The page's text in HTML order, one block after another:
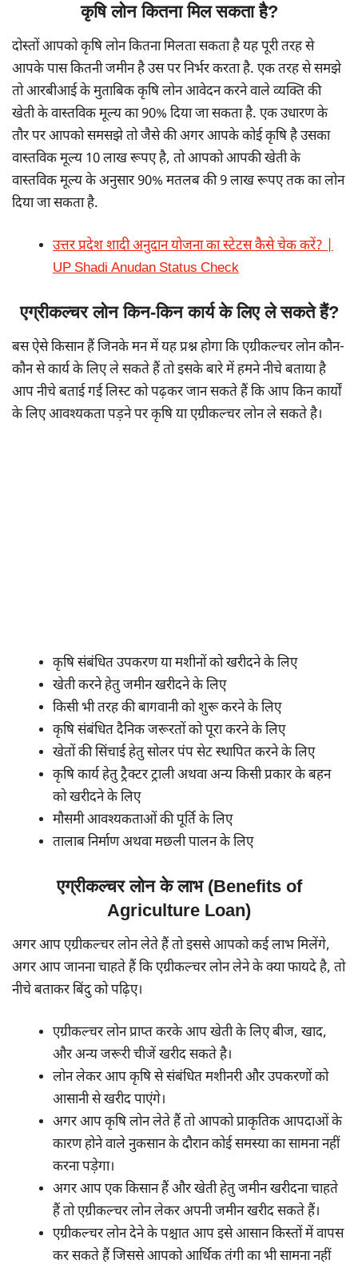
कृषि लोन कितना मिल सकता है?
दोस्तों आपको कृषि लोन कितना मिलता सकता है यह पूरी तरह से
आपके पास कितनी जमीन है उस पर निर्भर करता है. एक तरह से समझे
तो आरबीआई के मुताबिक कृषि लोन आवेदन करने वाले व्यक्ति की
खेती के वास्तविक मूल्य का 90% दिया जा सकता है. एक उधारण के
तौर पर आपको समसझे तो जैसे की अगर आपके कोई कृषि है उसका
वास्तविक मूल्य 10 लाख रूपए है, तो आपको आपकी खेती के
वास्तविक मूल्य के अनुसार 90% मतलब की 9 लाख रूपए तक का लोन
दिया जा सकता है.
उत्तर प्रदेश शादी अनुदान योजना का स्टेटस कैसे चेक करें? |
UP Shadi Anudan Status Check
एग्रीकल्चर लोन किन-किन कार्य के लिए ले सकते हैं?
बस ऐसे किसान हैं जिनके मन में यह प्रश्न होगा कि एग्रीकल्चर लोन कौन-
कौन से कार्य के लिए ले सकते हैं तो इसके बारे में हमने नीचे बताया है
आप नीचे बताई गई लिस्ट को पढ़कर जान सकते हैं कि आप किन कार्यों
के लिए आवश्यकता पड़ने पर कृषि या एग्रीकल्चर लोन ले सकते है।
कृषि संबंधित उपकरण या मशीनों को खरीदने के लिए
खेती करने हेतु जमीन खरीदने के लिए
किसी भी तरह की बागवानी को शुरू करने के लिए
कृषि संबंधित दैनिक जरूरतों को पूरा करने के लिए
खेतों की सिंचाई हेतु सोलर पंप सेट स्थापित करने के लिए
कृषि कार्य हेतु ट्रैक्टर ट्राली अथवा अन्य किसी प्रकार के बहन
को खरीदने के लिए
मौसमी आवश्यकताओं की पूर्ति के लिए
तालाब निर्माण अथवा मछली पालन के लिए
एग्रीकल्चर लोन के लाभ (Benefits of
Agriculture Loan)
अगर आप एग्रीकल्चर लोन लेते हैं तो इससे आपको कई लाभ मिलेंगे,
अगर आप जानना चाहते हैं कि एग्रीकल्चर लोन लेने के क्या फायदे है, तो
नीचे बताकर बिंदु को पढ़िए।
एग्रीकल्चर लोन प्राप्त करके आप खेती के लिए बीज, खाद,
और अन्य जरूरी चीजें खरीद सकते है।
लोन लेकर आप कृषि से संबंधित मशीनरी और उपकरणों को
आसानी से खरीद पाएंगे।
अगर आप कृषि लोन लेते हैं तो आपको प्राकृतिक आपदाओं के
कारण होने वाले नुकसान के दौरान कोई समस्या का सामना नहीं
करना पड़ेगा।
अगर आप एक किसान हैं और खेती हेतु जमीन खरीदना चाहते
हैं तो एग्रीकल्चर लोन लेकर अपनी जमीन खरीद सकते हैं।
एग्रीकल्चर लोन देने के पश्चात आप इसे आसान किस्तों में वापस
कर सकते हैं जिससे आपको आर्थिक तंगी का भी सामना नहीं